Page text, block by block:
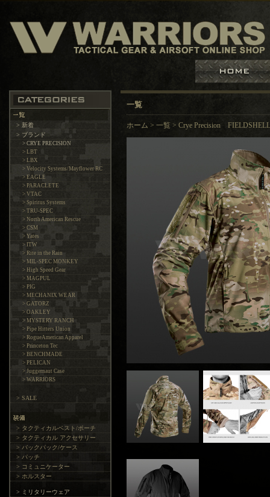
> 新着
> ブランド
> CRYE PRECISION
> LBT
> LBX
> Velocity Systems/Mayflower RC
> EAGLE
> PARACLETE
> VTAC
> Spiritus Systems
> TRU-SPEC
> North American Rescue
> CSM
> Yates
> ITW
> Rite in the Rain
> MIL-SPEC MONKEY
> High Speed Gear
> MAGPUL
> PIG
> MECHANIX WEAR
> GATORZ
> OAKLEY
> MYSTERY RANCH
> Pipe Hitters Union
> RogueAmerican Apparel
> Princeton Tec
> BENCHMADE
> PELICAN
> Juggernaut Case
> WARRIORS
> SALE
> タクティカルベスト/ポーチ
> タクティカル アクセサリー
> バックパック/ケース
> パッチ
> コミュニケーター
> ホルスター
> ミリタリーウェア
一覧
ホーム > 一覧 > Crye Precision